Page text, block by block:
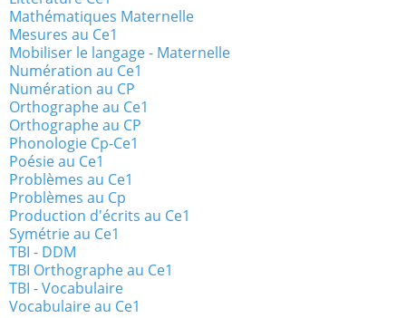
Mathématiques Maternelle
Mesures au Ce1
Mobiliser le langage - Maternelle
Numération au Ce1
Numération au CP
Orthographe au Ce1
Orthographe au CP
Phonologie Cp-Ce1
Poésie au Ce1
Problèmes au Ce1
Problèmes au Cp
Production d'écrits au Ce1
Symétrie au Ce1
TBI - DDM
TBI Orthographe au Ce1
TBI - Vocabulaire
Vocabulaire au Ce1